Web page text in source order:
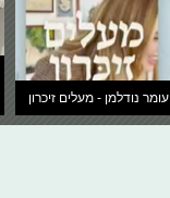
עומר נודלמן - מעלים זיכרון